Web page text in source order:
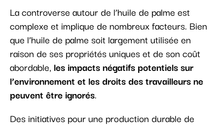
La controverse autour de l’huile de palme est
complexe et implique de nombreux facteurs. Bien
que l’huile de palme soit largement utilisée en
raison de ses propriétés uniques et de son coût
abordable, les impacts négatifs potentiels sur
l’environnement et les droits des travailleurs ne
peuvent être ignorés.
Des initiatives pour une production durable de